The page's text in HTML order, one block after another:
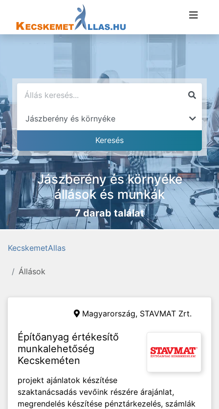
Jászberény és környéke
állások és munkák
7 darab találat
KecskemetAllas
Állások
Magyarország, STAVMAT Zrt.
Építőanyag értékesítő
munkalehetőség
Kecskeméten
projekt ajánlatok készítése
szaktanácsadás vevőink részére árajánlat,
megrendelés készítése pénztárkezelés, számlák